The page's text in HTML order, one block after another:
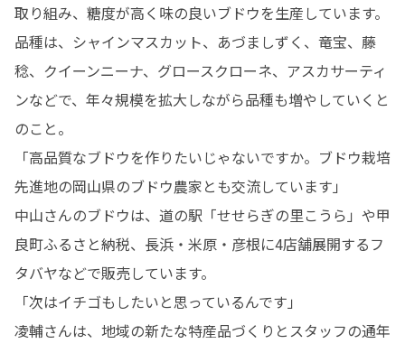
取り組み、糖度が高く味の良いブドウを生産しています。
品種は、シャインマスカット、あづましずく、竜宝、藤
稔、クイーンニーナ、グロースクローネ、アスカサーティ
ンなどで、年々規模を拡大しながら品種も増やしていくと
のこと。
「高品質なブドウを作りたいじゃないですか。ブドウ栽培
先進地の岡山県のブドウ農家とも交流しています」
中山さんのブドウは、道の駅「せせらぎの里こうら」や甲
良町ふるさと納税、長浜・米原・彦根に4店舗展開するフ
タバヤなどで販売しています。
「次はイチゴもしたいと思っているんです」
凌輔さんは、地域の新たな特産品づくりとスタッフの通年